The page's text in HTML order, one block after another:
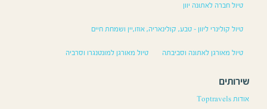
טיול חברה לאתונה יוון
טיול קולינרי ליוון – טבע, קולינאריה, אוזו,יין ושמחת חיים
טיול מאורגן לאתונה וסביבתה טיול מאורגן למונטנגרו וסרביה
שירותים
אודות Toptravels